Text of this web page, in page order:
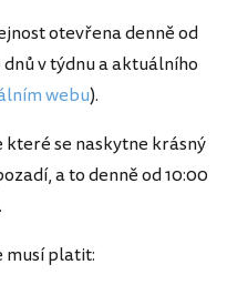
otevřena denně od
v týdnu a aktuálního
webu).
které se naskytne krásný
a to denně od 10:00
musí platit: